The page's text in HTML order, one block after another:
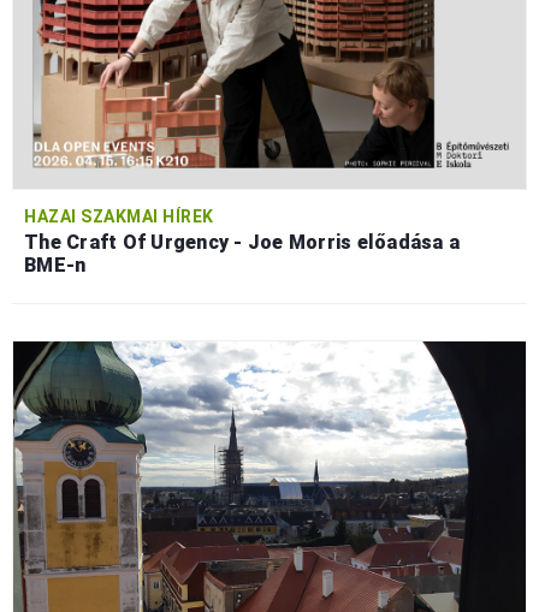
HAZAI SZAKMAI HÍREK
The Craft Of Urgency - Joe Morris előadása a
BME-n